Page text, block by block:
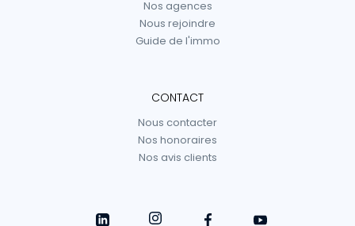
Nos agences
Nous rejoindre
Guide de l'immo
CONTACT
Nous contacter
Nos honoraires
Nos avis clients